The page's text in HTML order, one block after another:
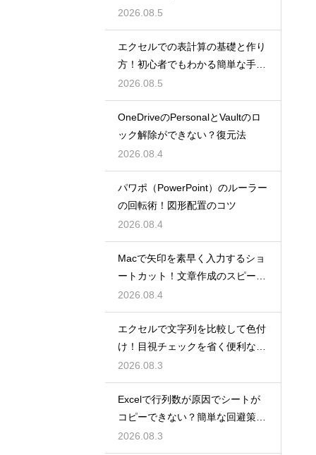
ン
2026.08.5
エクセルでの表計算の基礎と作り
方！初心者でもわかる簡単な手順
を紹介
2026.08.5
OneDriveのPersonalとVaultのロ
ック解除ができない？復元法
2026.08.4
パワポ（PowerPoint）のルーラー
の回転術！図形配置のコツ
2026.08.4
Macで矢印を素早く入力するショ
ートカット！文章作成のスピード
を上げる
2026.08.4
エクセルで文字列を比較して色付
け！目視チェックを省く便利な関
数
2026.08.3
Excelで行列数が原因でシートが
コピーできない？簡単な回避策を
解説
2026.08.3